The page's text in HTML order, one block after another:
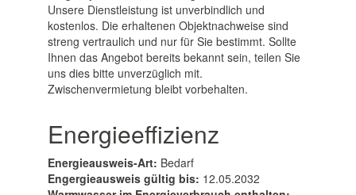
Unsere Dienstleistung ist unverbindlich und
kostenlos. Die erhaltenen Objektnachweise sind
streng vertraulich und nur für Sie bestimmt. Sollte
Ihnen das Angebot bereits bekannt sein, teilen Sie
uns dies bitte unverzüglich mit.
Zwischenvermietung bleibt vorbehalten.
Energieeffizienz
Energieausweis-Art: Bedarf
Engergieausweis gültig bis: 12.05.2032